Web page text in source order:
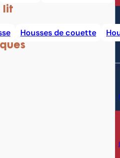
lit
Housses de couette